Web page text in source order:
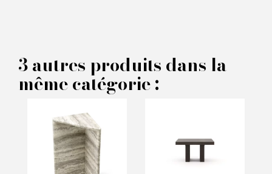
Eichholtz
3 autres produits dans la
même catégorie :